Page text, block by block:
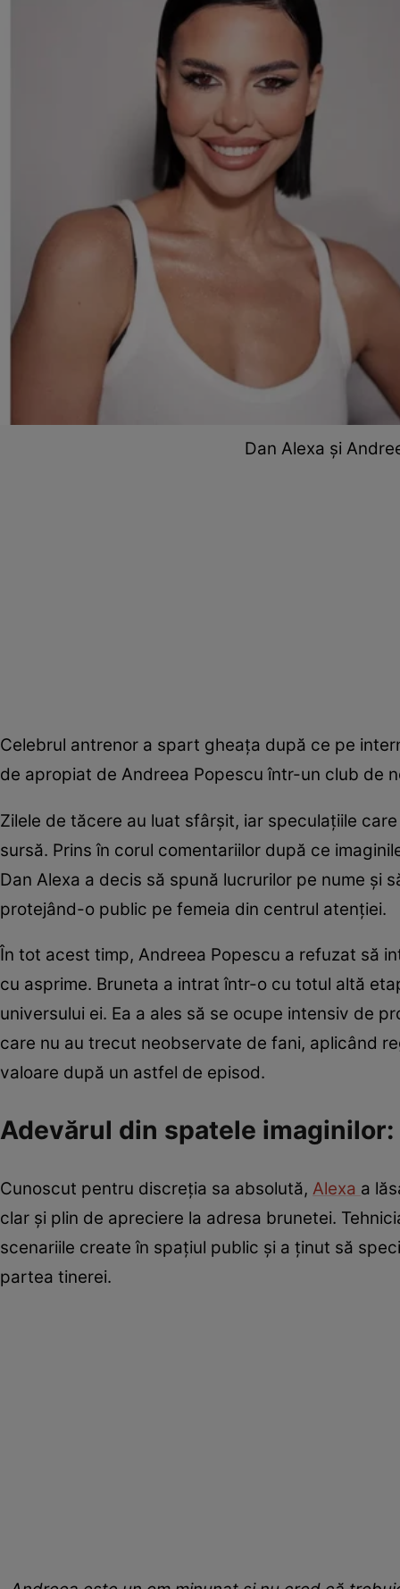
Dan Alexa și
Celebrul antrenor a spart gheața după ce pe
de apropiat de Andreea Popescu într-un club de
Zilele de tăcere au luat sfârșit, iar speculațiile
sursă. Prins în corul comentariilor după ce
Dan Alexa a decis să spună lucrurilor pe nume
protejând-o public pe femeia din centrul atenției.
În tot acest timp, Andreea Popescu a refuzat să
cu asprime. Bruneta a intrat într-o cu totul altă
universului ei. Ea a ales să se ocupe intensiv de
care nu au trecut neobservate de fani, aplicând
valoare după un astfel de episod.
Adevărul din spatele
Cunoscut pentru discreția sa absolută, Alexa a
clar și plin de apreciere la adresa brunetei.
scenariile create în spațiul public și a ținut să
partea tinerei.